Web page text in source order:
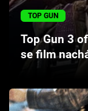
Cool Esport
Pořady
Sledujte
TOP GUN
Top Gun 3
se film